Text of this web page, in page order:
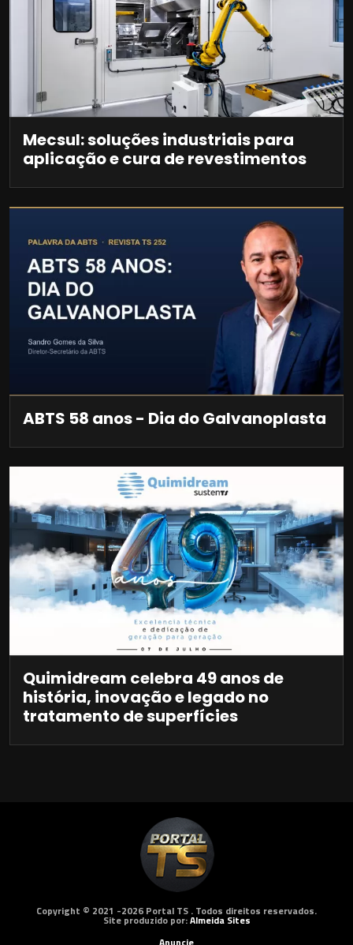
Mecsul: soluções industriais para
aplicação e cura de revestimentos
ABTS 58 anos - Dia do Galvanoplasta
Quimidream celebra 49 anos de
história, inovação e legado no
tratamento de superfícies
Copyright © 2021 -2026 Portal TS . Todos direitos reservados.
Site produzido por:Almeida Sites